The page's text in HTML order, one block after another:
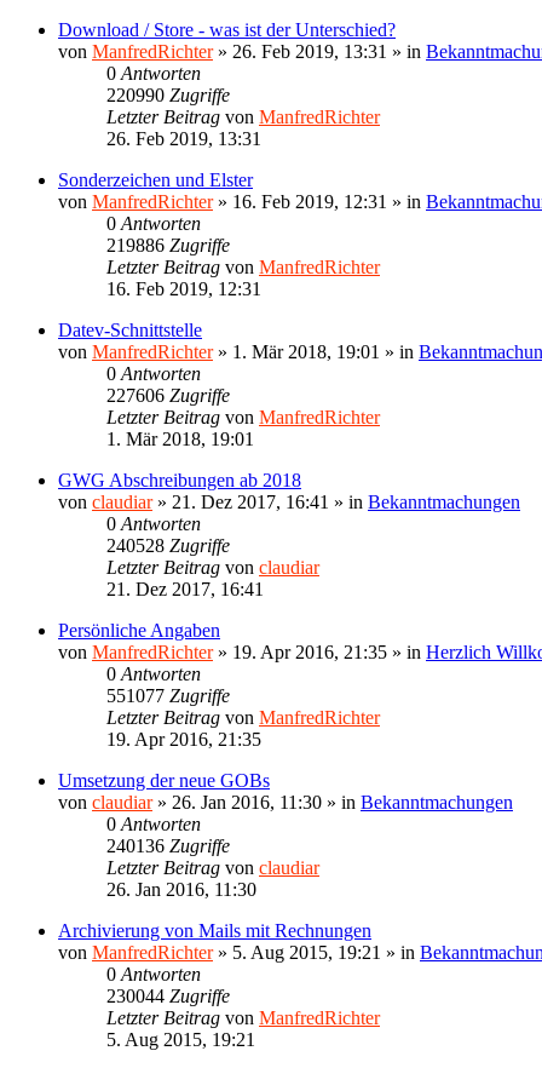
Download / Store - was ist der Unterschied?
von ManfredRichter» 26. Feb 2019, 13:31 » in
0 Antworten
220990 Zugriffe
Letzter Beitrag von ManfredRichter
26. Feb 2019, 13:31
Sonderzeichen und Elster
von ManfredRichter» 16. Feb 2019, 12:31 » in
0 Antworten
219886 Zugriffe
Letzter Beitrag von ManfredRichter
16. Feb 2019, 12:31
Datev-Schnittstelle
von ManfredRichter» 1. Mär 2018, 19:01 » in
0 Antworten
227606 Zugriffe
Letzter Beitrag von ManfredRichter
1. Mär 2018, 19:01
GWG Abschreibungen ab 2018
von claudiar» 21. Dez 2017, 16:41 » in Bekanntmachungen
0 Antworten
240528 Zugriffe
Letzter Beitrag von claudiar
21. Dez 2017, 16:41
Persönliche Angaben
von ManfredRichter» 19. Apr 2016, 21:35 » in Herzlich
0 Antworten
551077 Zugriffe
Letzter Beitrag von ManfredRichter
19. Apr 2016, 21:35
Umsetzung der neue GOBs
von claudiar» 26. Jan 2016, 11:30 » in Bekanntmachungen
0 Antworten
240136 Zugriffe
Letzter Beitrag von claudiar
26. Jan 2016, 11:30
Archivierung von Mails mit Rechnungen
von ManfredRichter» 5. Aug 2015, 19:21 » in
0 Antworten
230044 Zugriffe
Letzter Beitrag von ManfredRichter
5. Aug 2015, 19:21